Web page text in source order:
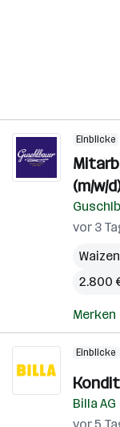
Einblicke
(m/w/d)
vor 3
2.800
Merken
Einblicke
Billa AG